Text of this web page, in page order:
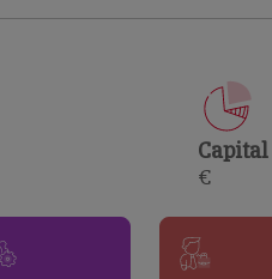
comerciais e analisar o risco
€